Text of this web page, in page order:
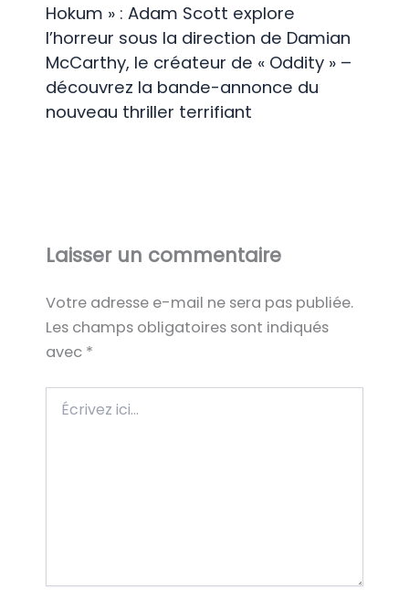
Hokum » : Adam Scott explore
l’horreur sous la direction de Damian
McCarthy, le créateur de « Oddity » –
découvrez la bande-annonce du
nouveau thriller terrifiant
Laisser un commentaire
Votre adresse e-mail ne sera pas publiée.
Les champs obligatoires sont indiqués
avec *
ici…